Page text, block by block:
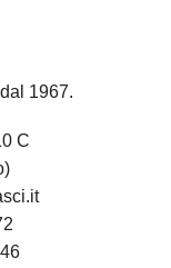
1967.
C